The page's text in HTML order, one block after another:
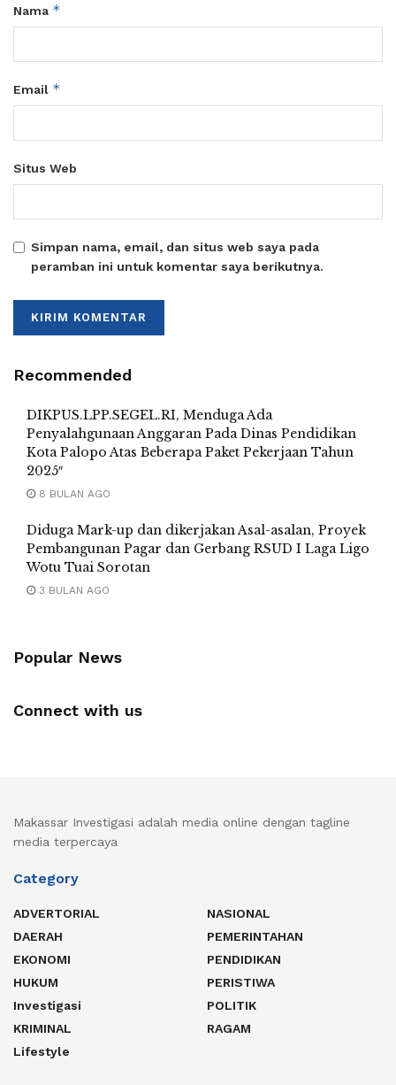
Nama *
Email *
Situs Web
Simpan nama, email, dan situs web saya pada
peramban ini untuk komentar saya berikutnya.
Recommended
DIKPUS.LPP.SEGEL.RI, Menduga Ada
Penyalahgunaan Anggaran Pada Dinas Pendidikan
Kota Palopo Atas Beberapa Paket Pekerjaan Tahun
2025″
8 BULAN AGO
Diduga Mark-up dan dikerjakan Asal-asalan, Proyek
Pembangunan Pagar dan Gerbang RSUD I Laga Ligo
Wotu Tuai Sorotan
3 BULAN AGO
Popular News
Connect with us
Makassar Investigasi adalah media online dengan tagline
media terpercaya
Category
ADVERTORIAL
DAERAH
EKONOMI
HUKUM
Investigasi
KRIMINAL
Lifestyle
NASIONAL
PEMERINTAHAN
PENDIDIKAN
PERISTIWA
POLITIK
RAGAM